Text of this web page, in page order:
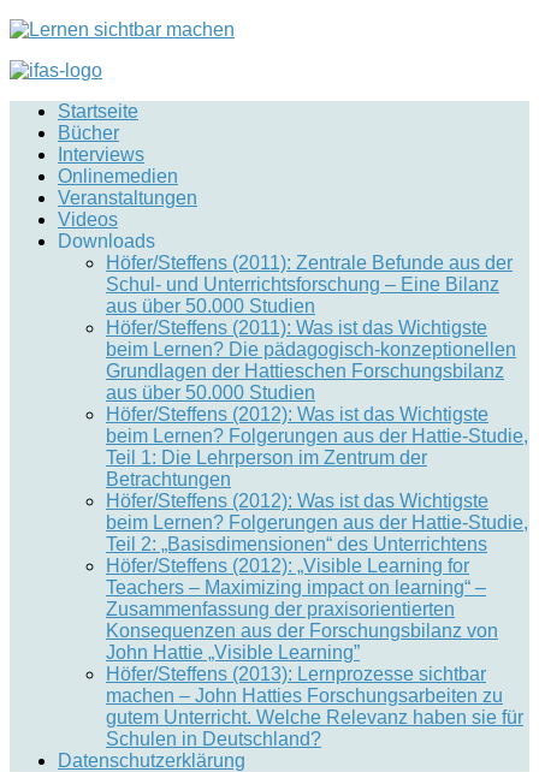
Startseite
Bücher
Interviews
Onlinemedien
Veranstaltungen
Videos
Downloads
Höfer/Steffens (2011): Zentrale Befunde aus der
Schul- und Unterrichtsforschung – Eine Bilanz
aus über 50.000 Studien
Höfer/Steffens (2011): Was ist das Wichtigste
beim Lernen? Die pädagogisch-konzeptionellen
Grundlagen der Hattieschen Forschungsbilanz
aus über 50.000 Studien
Höfer/Steffens (2012): Was ist das Wichtigste
beim Lernen? Folgerungen aus der Hattie-Studie,
Teil 1: Die Lehrperson im Zentrum der
Betrachtungen
Höfer/Steffens (2012): Was ist das Wichtigste
beim Lernen? Folgerungen aus der Hattie-Studie,
Teil 2: „Basisdimensionen“ des Unterrichtens
Höfer/Steffens (2012): „Visible Learning for
Teachers – Maximizing impact on learning“ –
Zusammenfassung der praxisorientierten
Konsequenzen aus der Forschungsbilanz von
John Hattie „Visible Learning”
Höfer/Steffens (2013): Lernprozesse sichtbar
machen – John Hatties Forschungsarbeiten zu
gutem Unterricht. Welche Relevanz haben sie für
Schulen in Deutschland?
Datenschutzerklärung